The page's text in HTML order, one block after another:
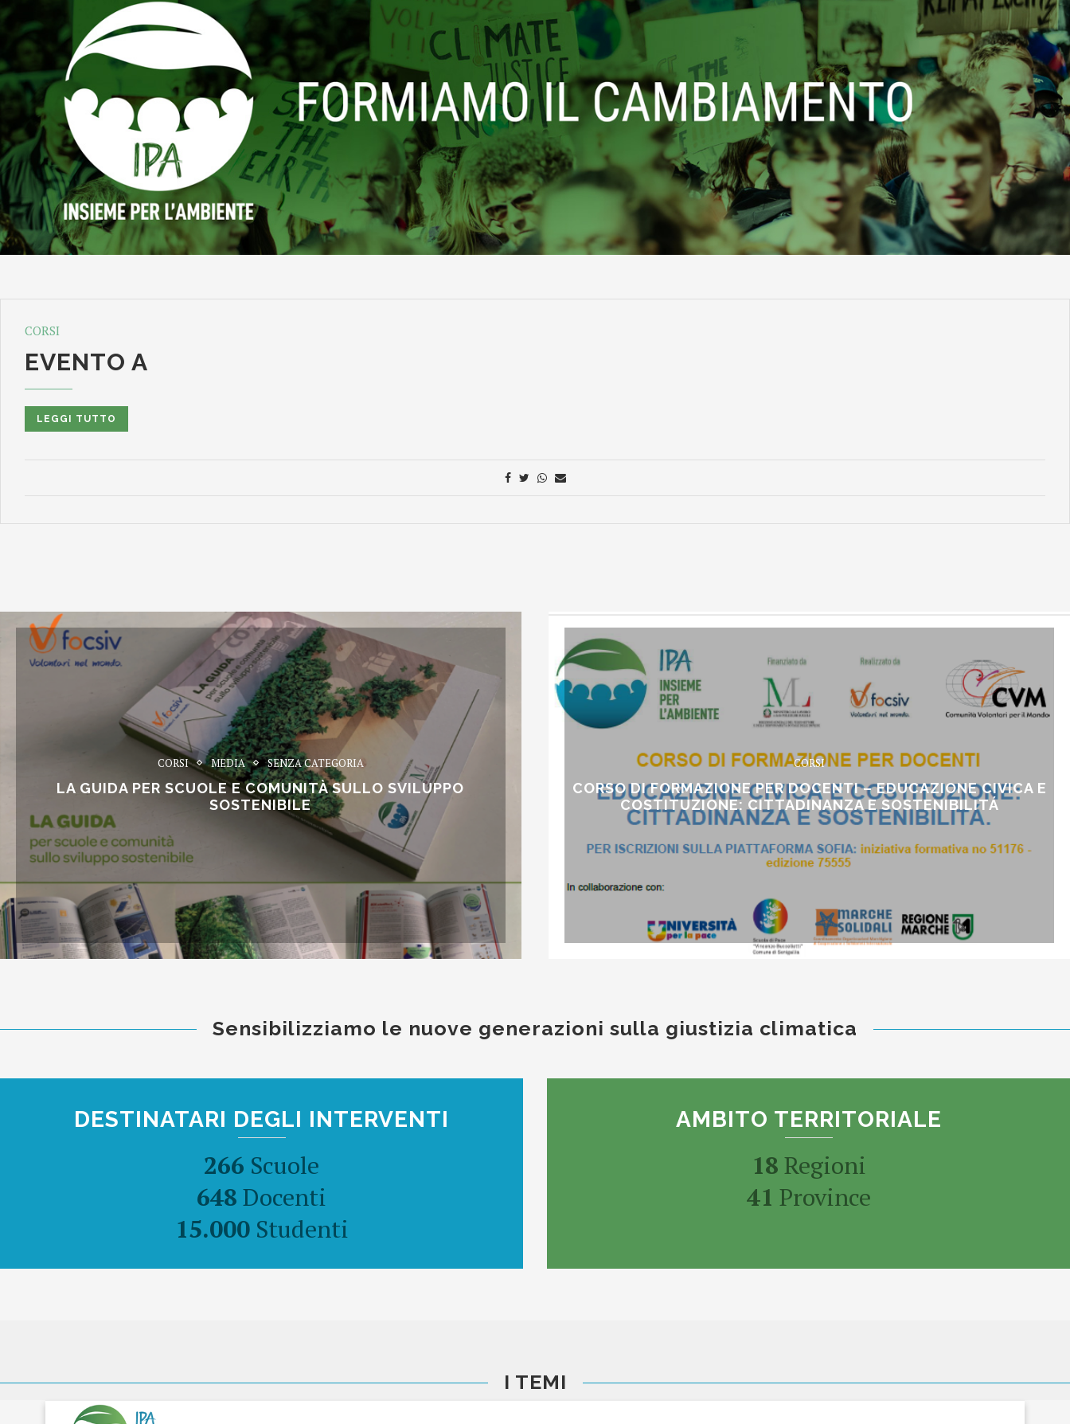
CORSI
EVENTO A
LEGGI TUTTO
CORSI MEDIA SENZA CATEGORIA
LA GUIDA PER SCUOLE E COMUNITÀ SULLO SVILUPPO
SOSTENIBILE
CORSI
CORSO DI FORMAZIONE PER DOCENTI – EDUCAZIONE CIVICA E
COSTITUZIONE: CITTADINANZA E SOSTENIBILITÁ
Sensibilizziamo le nuove generazioni sulla giustizia climatica
DESTINATARI DEGLI INTERVENTI
266 Scuole
648 Docenti
15.000Studenti
AMBITO TERRITORIALE
18 Regioni
41 Province
I TEMI